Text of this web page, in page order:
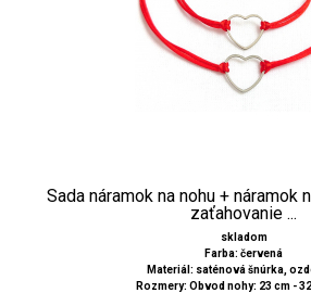
Sada náramok na nohu + náramok
zaťahovanie ...
skladom
Farba: červená
Materiál: saténová šnúrka,
Rozmery: Obvod nohy: 23 cm -